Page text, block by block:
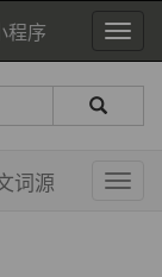
程序
词源